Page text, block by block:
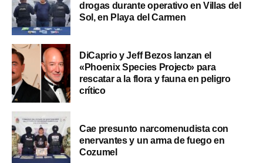
drogas durante operativo en Villas del
Sol, en Playa del Carmen
DiCaprio y Jeff Bezos lanzan el
«Phoenix Species Project» para
rescatar a la flora y fauna en peligro
crítico
Cae presunto narcomenudista con
enervantes y un arma de fuego en
Cozumel